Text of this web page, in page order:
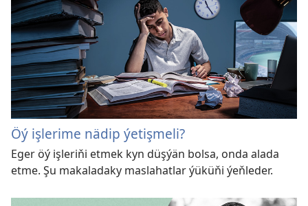
Öý işlerime nädip ýetişmeli?
Eger öý işleriňi etmek kyn düşýän bolsa, onda alada
etme. Şu makaladaky maslahatlar ýüküňi ýeňleder.